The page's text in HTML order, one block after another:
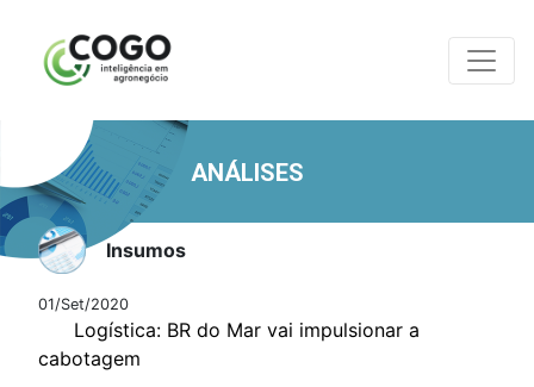
ANÁLISES
Insumos
01/Set/2020
Logística: BR do Mar vai impulsionar a
cabotagem